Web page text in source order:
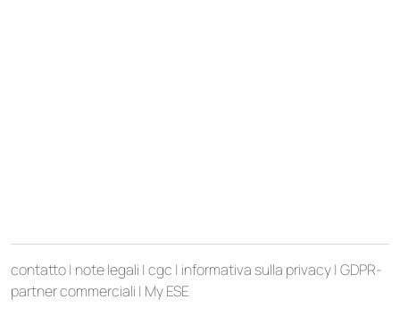
contatto| note legali | cgc | informativa sulla privacy| GDPR-
partner commerciali | My ESE